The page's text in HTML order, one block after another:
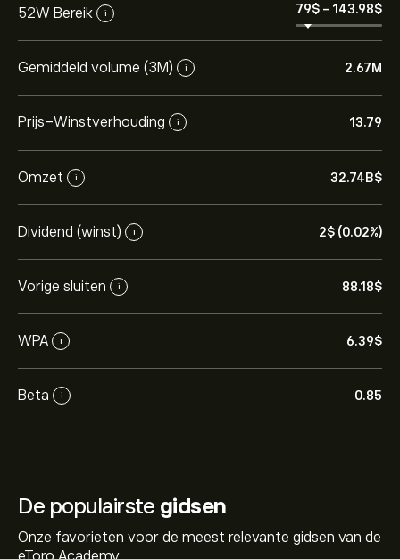
52W Bereik i 79‎$‎ - 143.98‎$‎
Gemiddeld volume (3M) i 2.67M
Prijs-Winstverhouding i 13.79
Omzet i 32.74B‎$‎
Dividend (winst) i 2‎$‎ (0.02%)
Vorige sluiten i 88.18‎$‎
WPA i 6.39‎$‎
Beta i 0.85
De populairste gidsen
Onze favorieten voor de meest relevante gidsen van de